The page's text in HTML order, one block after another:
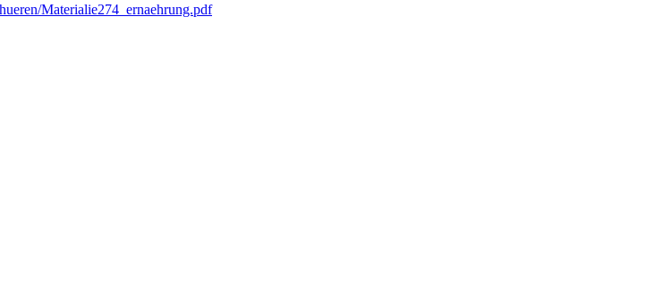
Materialie274_ernaehrung.pdf